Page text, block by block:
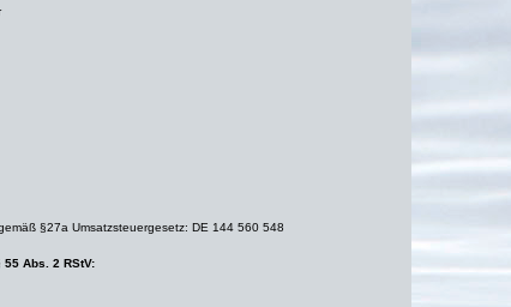
§27a Umsatzsteuergesetz: DE 144 560 548
Abs. 2 RStV: